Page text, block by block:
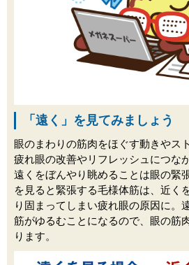
「遠く」を見てみましょう
眼のまわりの筋肉をほぐす動きやス
疲れ眼の改善やリフレッシュにつな
遠くをぼんやり眺めることは眼の緊
を見ると緊張する毛様体筋は、近く
り固まってしまい疲れ眼の原因に。
筋がゆるむことになるので、眼の筋
ります。